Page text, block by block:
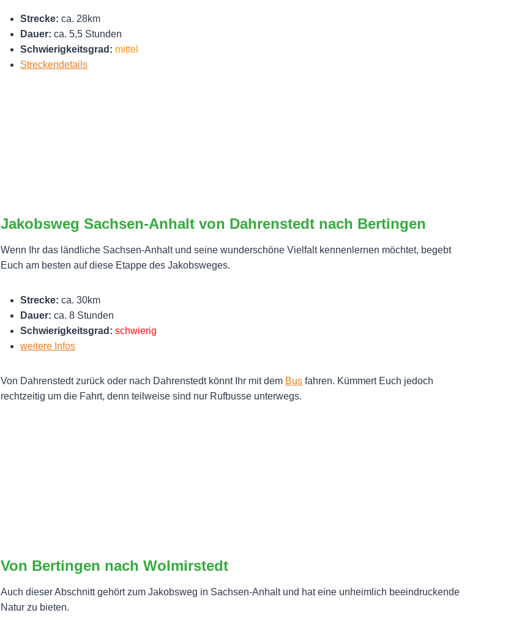
Strecke: ca. 28km
Dauer: ca. 5,5 Stunden
Schwierigkeitsgrad: mittel
Streckendetails
Jakobsweg Sachsen-Anhalt von Dahrenstedt nach Bertingen
Wenn Ihr das ländliche Sachsen-Anhalt und seine wunderschöne Vielfalt kennenlernen möchtet, begebt
Euch am besten auf diese Etappe des Jakobsweges.
Strecke: ca. 30km
Dauer: ca. 8 Stunden
Schwierigkeitsgrad: schwierig
weitere Infos
Von Dahrenstedt zurück oder nach Dahrenstedt könnt Ihr mit dem Bus fahren. Kümmert Euch jedoch
rechtzeitig um die Fahrt, denn teilweise sind nur Rufbusse unterwegs.
Von Bertingen nach Wolmirstedt
Auch dieser Abschnitt gehört zum Jakobsweg in Sachsen-Anhalt und hat eine unheimlich beeindruckende
Natur zu bieten.